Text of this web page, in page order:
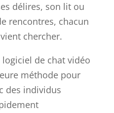
délires, son lit ou
rencontres, chacun
chercher.
de chat vidéo
méthode pour
des individus